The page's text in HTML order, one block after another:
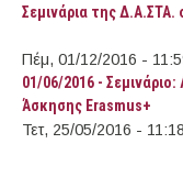
Σεμινάρια της
Πέμ, 01/12/2016 -
01/06/2016 -
Άσκησης Erasmus+
Τετ, 25/05/2016 - 11:18